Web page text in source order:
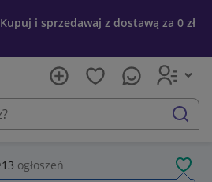
i sprzedawaj z dostawą za 0 zł
szukaj
13 ogłoszeń